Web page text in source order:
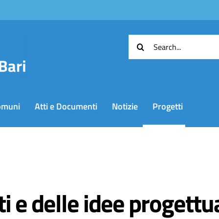
Cerca
per:
Atti e Documenti Notizie Progetti
e delle idee